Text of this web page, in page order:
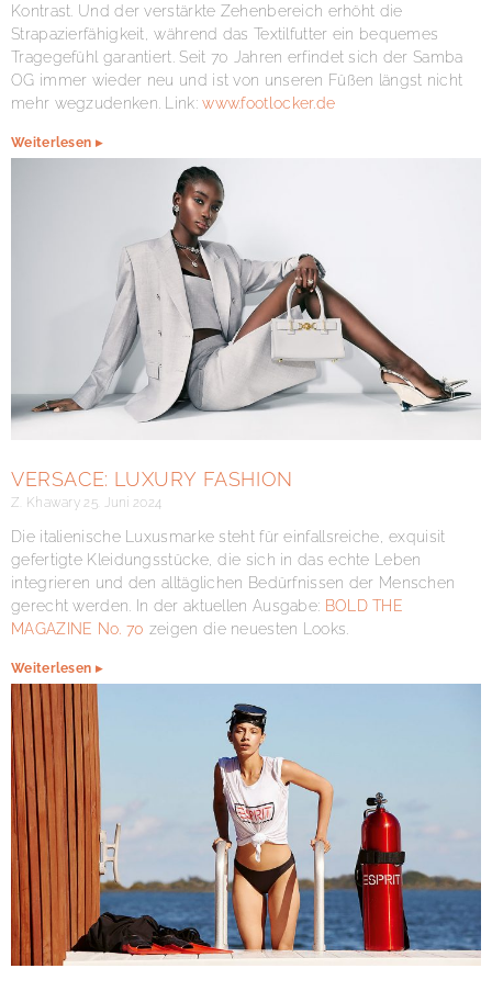
Kontrast. Und der verstärkte Zehenbereich erhöht die
Strapazierfähigkeit, während das Textilfutter ein bequemes
Tragegefühl garantiert. Seit 70 Jahren erfindet sich der Samba
OG immer wieder neu und ist von unseren Füßen längst nicht
mehr wegzudenken. Link:www.footlocker.de
Weiterlesen ▸
VERSACE: LUXURY FASHION
Z. Khawary 25. Juni 2024
Die italienische Luxusmarke steht für einfallsreiche, exquisit
gefertigte Kleidungsstücke, die sich in das echte Leben
integrieren und den alltäglichen Bedürfnissen der Menschen
gerecht werden. In der aktuellen Ausgabe: BOLD THE
MAGAZINE No. 70 zeigen die neuesten Looks.
Weiterlesen ▸